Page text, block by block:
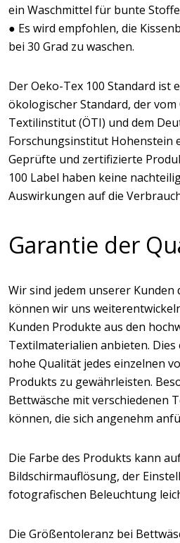
ein Waschmittel für bunte
● Es wird empfohlen, die
bei 30 Grad zu waschen.
Der Oeko-Tex 100 Standard ist
ökologischer Standard, der
Textilinstitut (ÖTI) und dem
Forschungsinstitut Hohenstein
Geprüfte und zertifizierte
100 Label haben keine
Auswirkungen auf die
Garantie der
Wir sind jedem unserer Kunden
können wir uns
Kunden Produkte aus den
Textilmaterialien anbieten. Dies
hohe Qualität jedes einzelnen
Produkts zu gewährleisten.
Bettwäsche mit verschiedenen
können, die sich angenehm
Die Farbe des Produkts kann
Bildschirmauflösung, der
fotografischen Beleuchtung
Die Größentoleranz bei